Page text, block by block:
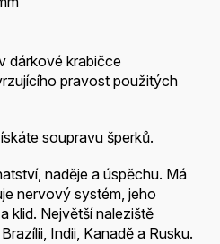
dárkové krabičce
pravost použitých
soupravu šperků.
naděje a úspěchu. Má
nervový systém, jeho
klid. Největší naleziště
Indii, Kanadě a Rusku.